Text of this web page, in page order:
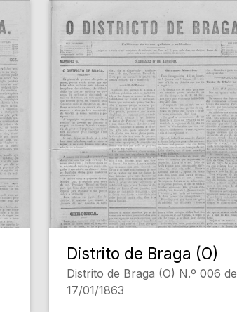
Distrito de Braga (O)
Distrito de Braga (O) N.º 006 de
17/01/1863